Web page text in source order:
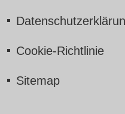
Cookie-Richtlinie
Sitemap